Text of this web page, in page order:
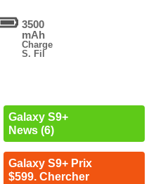
3500
mAh
Charge
S. Fil
Galaxy S9+
News (6)
Galaxy S9+ Prix
$599. Chercher